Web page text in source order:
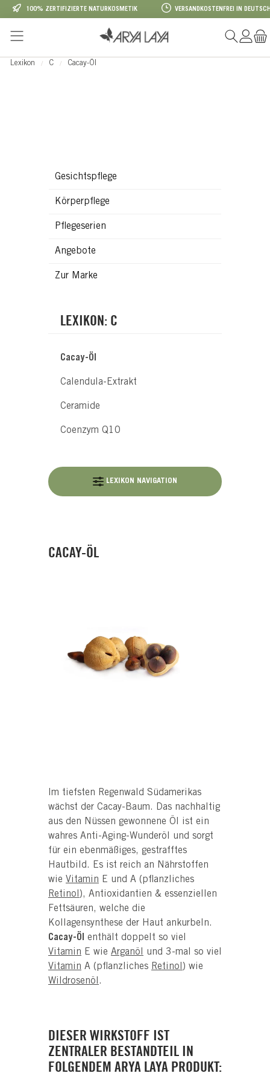
Zum Hauptinhalt springen
100% ZERTIFIZIERTE NATURKOSMETIK VERSANDKOSTENFREI IN
Lexikon C Cacay-Öl
Gesichtspflege
Körperpflege
Pflegeserien
Angebote
Zur Marke
LEXIKON: C
Cacay-Öl
Calendula-Extrakt
Ceramide
Coenzym Q10
LEXIKON NAVIGATION
CACAY-ÖL
Im tiefsten Regenwald Südamerikas
wächst der Cacay-Baum. Das nachhaltig
aus den Nüssen gewonnene Öl ist ein
wahres Anti-Aging-Wunderöl und sorgt
für ein ebenmäßiges, gestrafftes
Hautbild. Es ist reich an Nährstoffen
wie Vitamin E und A (pflanzliches
Retinol ), Antioxidantien & essenziellen
Fettsäuren, welche die
Kollagensynthese der Haut ankurbeln.
Cacay-Öl
enthält doppelt so viel
Vitamin E wie Arganöl
und 3-mal so viel
Vitamin A (pflanzliches Retinol ) wie
Wildrosenöl .
DIESER WIRKSTOFF IST
ZENTRALER BESTANDTEIL IN
FOLGENDEM ARYA LAYA PRODUKT: